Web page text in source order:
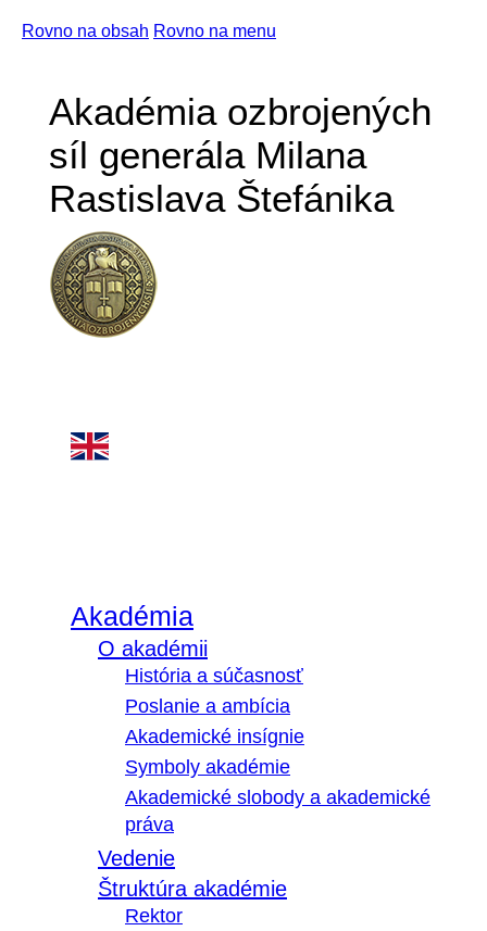
Rovno na obsah Rovno na menu
Akadémia ozbrojených
síl generála Milana
Rastislava Štefánika
Akadémia
O akadémii
História a súčasnosť
Poslanie a ambícia
Akademické insígnie
Symboly akadémie
Akademické slobody a akademické
práva
Vedenie
Štruktúra akadémie
Rektor